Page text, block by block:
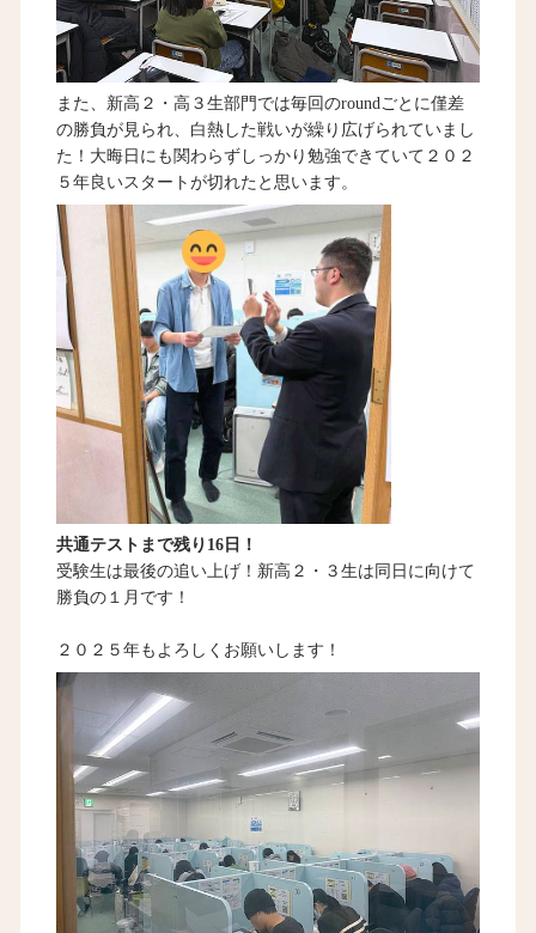
また、新高２・高３生部門では毎回のroundごとに僅差
の勝負が見られ、白熱した戦いが繰り広げられていまし
た！大晦日にも関わらずしっかり勉強できていて２０２
５年良いスタートが切れたと思います。
共通テストまで残り16日！
受験生は最後の追い上げ！新高２・３生は同日に向けて
勝負の１月です！
２０２５年もよろしくお願いします！